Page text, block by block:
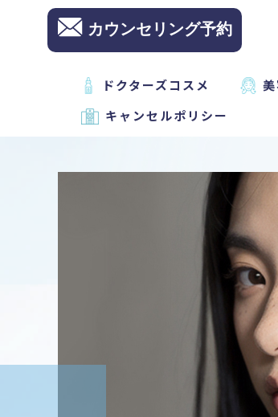
カウンセリング予約
ドクターズコスメ
キャンセルポリシー